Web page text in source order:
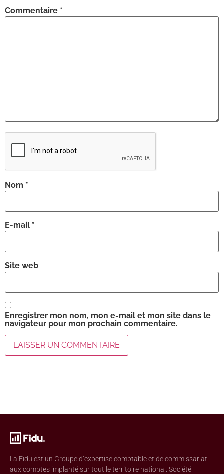
Commentaire *
Nom *
E-mail *
Site web
Enregistrer mon nom, mon e-mail et mon site dans le
navigateur pour mon prochain commentaire.
La Fidu est un Groupe d’expertise comptable et de commissariat
aux comptes implanté sur tout le territoire national. Société